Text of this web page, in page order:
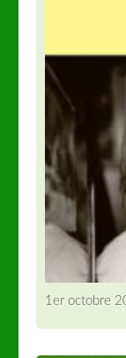
1er octobre